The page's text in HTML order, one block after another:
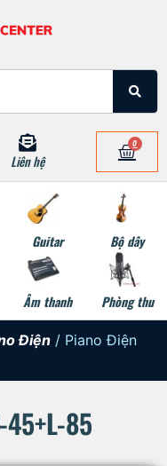
Liên hệ
0
Guitar Bộ dây
Âm thanh Phòng thu
Điện / Piano Điện
85